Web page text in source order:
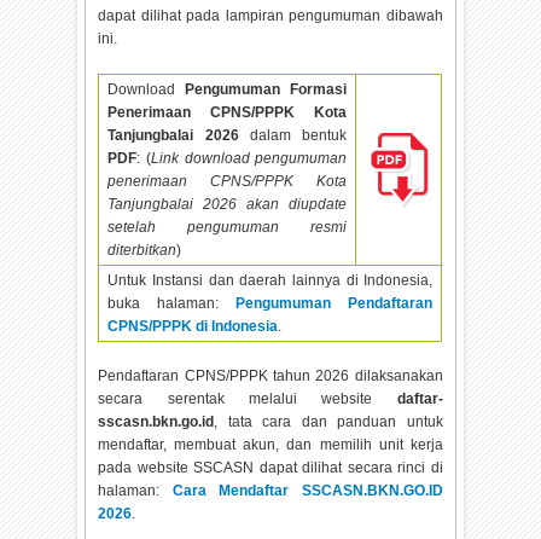
dapat dilihat pada lampiran pengumuman dibawah
ini.
Download
Pengumuman Formasi
Penerimaan CPNS/PPPK Kota
Tanjungbalai 2026dalam bentuk
PDF: (Link download pengumuman
penerimaan CPNS/PPPK Kota
Tanjungbalai2026 akan diupdate
setelah pengumuman resmi
diterbitkan)
Untuk Instansi dan daerah lainnya di Indonesia,
buka halaman:
Pengumuman Pendaftaran
CPNS/PPPK di Indonesia.
Pendaftaran CPNS/PPPK tahun2026 dilaksanakan
secara serentak melalui website daftar-
sscasn.bkn.go.id , tata cara dan panduan untuk
mendaftar, membuat akun, dan memilih unit kerja
pada website SSCASN dapat dilihat secara rinci di
halaman: Cara Mendaftar SSCASN.BKN.GO.ID
2026.